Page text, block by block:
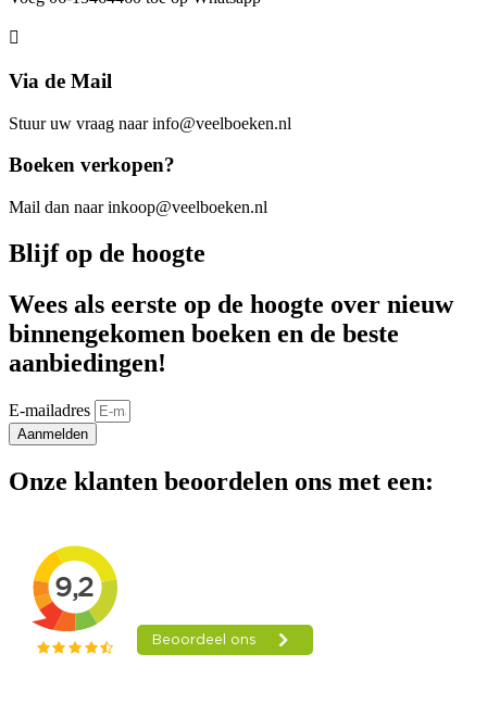
Via de Mail
Stuur uw vraag naar info@veelboeken.nl
Boeken verkopen?
Mail dan naar inkoop@veelboeken.nl
Blijf op de hoogte
Wees als eerste op de hoogte over nieuw
binnengekomen boeken en de beste
aanbiedingen!
E-mailadres
Aanmelden
Onze klanten beoordelen ons met een: